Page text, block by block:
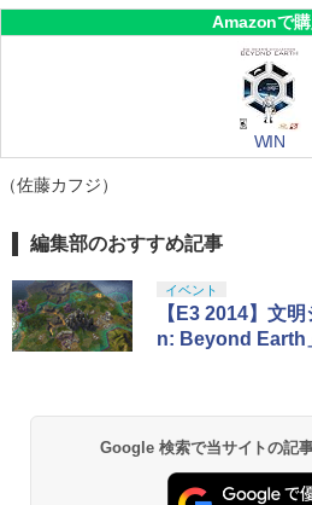
Amazonで購
WIN
（佐藤カフジ）
編集部のおすすめ記事
イベント
【E3 2014】文
n: Beyond Earth
Google 検索で当サイトの記